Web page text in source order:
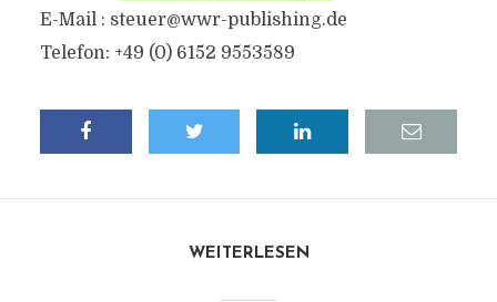
E-Mail : steuer@wwr-publishing.de
Telefon: +49 (0) 6152 9553589
WEITERLESEN